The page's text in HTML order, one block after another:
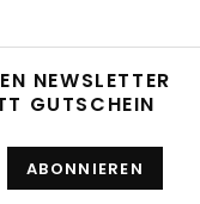
NEWSLETTER
GUTSCHEIN